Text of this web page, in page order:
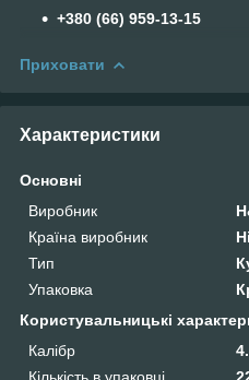
+38‎0 (66) 959-13-15
Приховати
Характеристики
Основні
Виробник
Країна виробник
Тип
Упаковка
Користувальницькі
Калібр